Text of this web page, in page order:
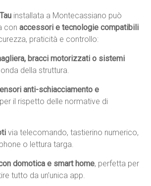
installata a Montecassiano può
conaccessori e tecnologie compatibili
praticità e controllo:
bracci motorizzati o sistemi
della struttura.
anti-schiacciamento e
per il rispetto delle normative di
via telecomando, tastierino numerico,
o lettura targa.
domotica e smart home, perfetta per
tutto da un’unica app.